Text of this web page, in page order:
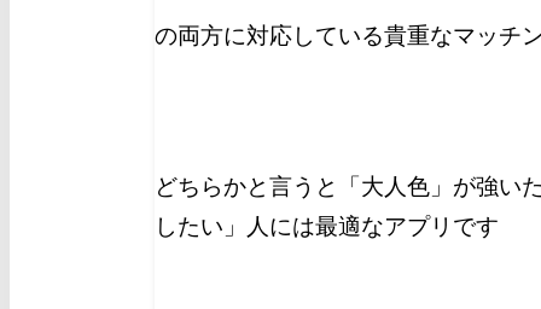
の両方に対応している貴重なマッチ
どちらかと言うと「大人色」が強い
したい」人には最適なアプリです